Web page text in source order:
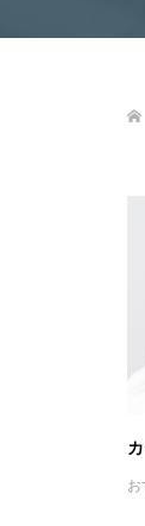
お